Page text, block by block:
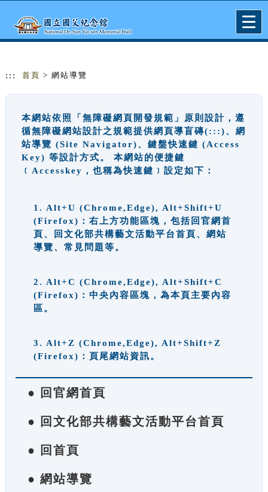
::: 首頁 > 網站導覽
本網站依照「無障礙網頁開發規範」原則設計，遵
循無障礙網站設計之規範提供網頁導盲磚(:::)、網
站導覽 (Site Navigator)、鍵盤快速鍵 (Access
Key) 等設計方式。 本網站的便捷鍵
﹝Accesskey，也稱為快速鍵﹞設定如下：
1. Alt+U (Chrome,Edge), Alt+Shift+U
(Firefox)：右上方功能區塊，包括回官網首
頁、回文化部共構藝文活動平台首頁、網站
導覽、常見問題等。
2. Alt+C (Chrome,Edge), Alt+Shift+C
(Firefox)：中央內容區塊，為本頁主要內容
區。
3. Alt+Z (Chrome,Edge), Alt+Shift+Z
(Firefox)：頁尾網站資訊。
● 回官網首頁
● 回文化部共構藝文活動平台首頁
● 回首頁
● 網站導覽